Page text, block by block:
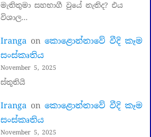
මැතිතුමා සහභාගී වුයේ නැතිද? එය
විශාල…
Irangaon කොළොන්නාවේ වීදි කෑම
සංස්කෘතිය
November 5, 2025
ස්තූතියි
Irangaon කොළොන්නාවේ වීදි කෑම
සංස්කෘතිය
November 5, 2025